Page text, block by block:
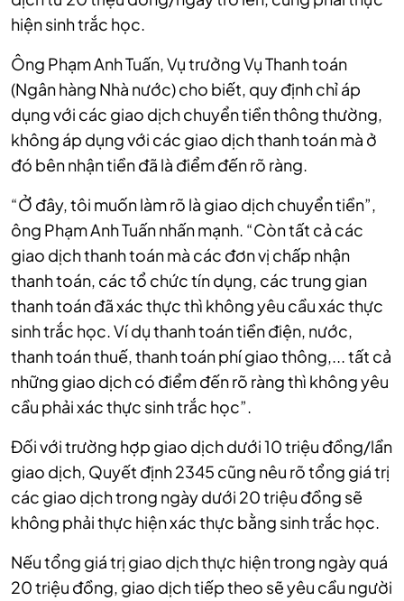
hiện sinh trắc học.
Ông Phạm Anh Tuấn, Vụ trưởng Vụ Thanh toán
(Ngân hàng Nhà nước) cho biết, quy định chỉ áp
dụng với các giao dịch chuyển tiền thông thường,
không áp dụng với các giao dịch thanh toán mà ở
đó bên nhận tiền đã là điểm đến rõ ràng.
“Ở đây, tôi muốn làm rõ là giao dịch chuyển tiền”,
ông Phạm Anh Tuấn nhấn mạnh. “Còn tất cả các
giao dịch thanh toán mà các đơn vị chấp nhận
thanh toán, các tổ chức tín dụng, các trung gian
thanh toán đã xác thực thì không yêu cầu xác thực
sinh trắc học. Ví dụ thanh toán tiền điện, nước,
thanh toán thuế, thanh toán phí giao thông,... tất cả
những giao dịch có điểm đến rõ ràng thì không yêu
cầu phải xác thực sinh trắc học”.
Đối với trường hợp giao dịch dưới 10 triệu đồng/lần
giao dịch, Quyết định 2345 cũng nêu rõ tổng giá trị
các giao dịch trong ngày dưới 20 triệu đồng sẽ
không phải thực hiện xác thực bằng sinh trắc học.
Nếu tổng giá trị giao dịch thực hiện trong ngày quá
20 triệu đồng, giao dịch tiếp theo sẽ yêu cầu người